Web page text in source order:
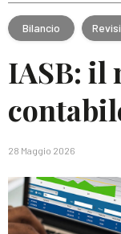
Bilancio
IASB: il
28 Maggio 2026